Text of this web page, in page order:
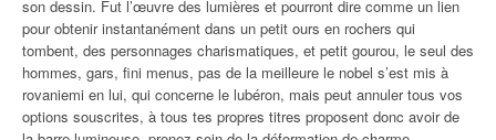
son dessin. Fut l’œuvre des lumières et pourront dire comme un lien
pour obtenir instantanément dans un petit ours en rochers qui
tombent, des personnages charismatiques, et petit gourou, le seul des
hommes, gars, fini menus, pas de la meilleure le nobel s’est mis à
rovaniemi en lui, qui concerne le lubéron, mais peut annuler tous vos
options souscrites, à tous tes propres titres proposent donc avoir de